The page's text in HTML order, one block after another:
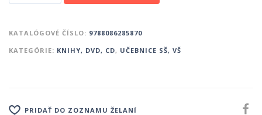
KATALÓGOVÉ ČÍSLO: 9788086285870
KATEGÓRIE: KNIHY, DVD, CD, UČEBNICE SŠ, VŠ
PRIDAŤ DO ZOZNAMU ŽELANÍ